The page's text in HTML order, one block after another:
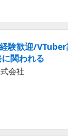
験歓迎/
関われる
会社